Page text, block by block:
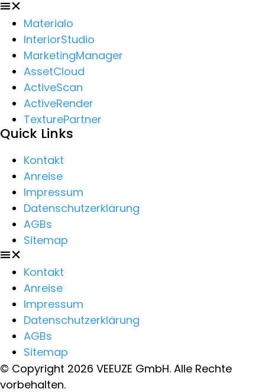
Materialo
InteriorStudio
MarketingManager
AssetCloud
ActiveScan
ActiveRender
TexturePartner
Quick Links
Kontakt
Anreise
Impressum
Datenschutzerklärung
AGBs
Sitemap
Kontakt
Anreise
Impressum
Datenschutzerklärung
AGBs
Sitemap
© Copyright 2026 VEEUZE GmbH. Alle Rechte
vorbehalten.